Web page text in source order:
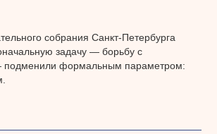
собрания Санкт-Петербурга
задачу — борьбу с
формальным параметром: